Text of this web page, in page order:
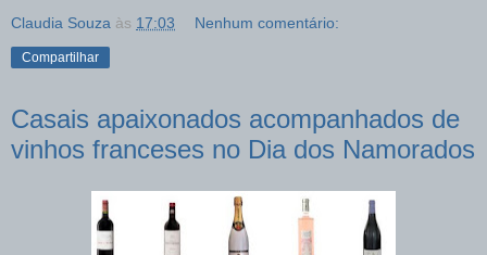
Claudia Souza às 17:03 Nenhum comentário:
Compartilhar
Casais apaixonados acompanhados de
vinhos franceses no Dia dos Namorados